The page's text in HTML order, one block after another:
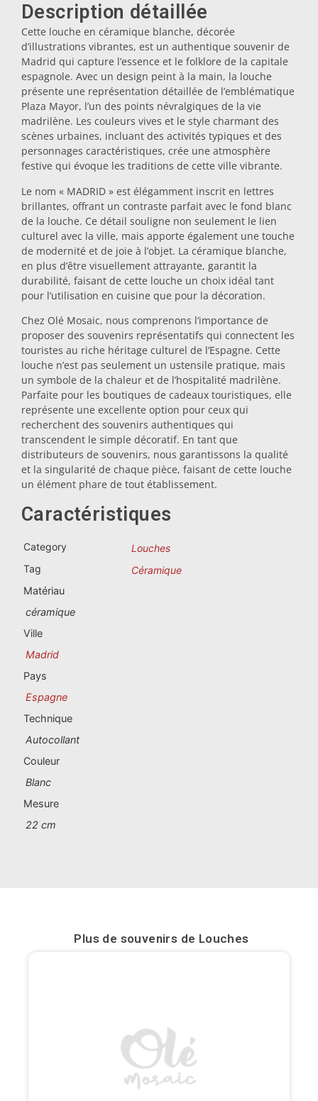
Sous-verres
Bouchons
Huiliers
Dessous-de-plat
Verres
Verres à shot
Souvenirs par ville
Souvenirs d'Espagne
Souvenirs du Portugal
Souvenirs personnalisés
La Coruña
Alicante
Barcelona
Bilbao
Castellón de la Plana
Fuerteventura
Description détaillée
Cette louche en céramique blanche, décorée
d’illustrations vibrantes, est un authentique souvenir de
Madrid qui capture l’essence et le folklore de la capitale
espagnole. Avec un design peint à la main, la louche
présente une représentation détaillée de l’emblématique
Plaza Mayor, l’un des points névralgiques de la vie
madrilène. Les couleurs vives et le style charmant des
scènes urbaines, incluant des activités typiques et des
personnages caractéristiques, crée une atmosphère
festive qui évoque les traditions de cette ville vibrante.
Le nom « MADRID » est élégamment inscrit en lettres
brillantes, offrant un contraste parfait avec le fond blanc
de la louche. Ce détail souligne non seulement le lien
culturel avec la ville, mais apporte également une touche
de modernité et de joie à l’objet. La céramique blanche,
en plus d’être visuellement attrayante, garantit la
durabilité, faisant de cette louche un choix idéal tant
pour l’utilisation en cuisine que pour la décoration.
Chez Olé Mosaic, nous comprenons l’importance de
proposer des souvenirs représentatifs qui connectent les
touristes au riche héritage culturel de l’Espagne. Cette
louche n’est pas seulement un ustensile pratique, mais
un symbole de la chaleur et de l’hospitalité madrilène.
Parfaite pour les boutiques de cadeaux touristiques, elle
représente une excellente option pour ceux qui
recherchent des souvenirs authentiques qui
transcendent le simple décoratif. En tant que
distributeurs de souvenirs, nous garantissons la qualité
et la singularité de chaque pièce, faisant de cette louche
un élément phare de tout établissement.
Caractéristiques
Category
Louches
Tag
Céramique
Matériau
céramique
Ville
Madrid
Pays
Espagne
Technique
Autocollant
Couleur
Blanc
Mesure
22 cm
Plus de souvenirs de Louches